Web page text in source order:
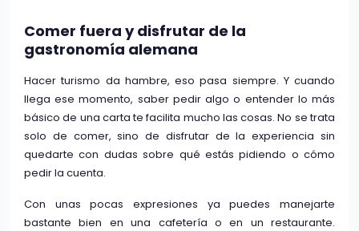
Comer fuera y disfrutar de la
gastronomía alemana
Hacer turismo da hambre, eso pasa siempre. Y cuando
llega ese momento, saber pedir algo o entender lo más
básico de una carta te facilita mucho las cosas. No se trata
solo de comer, sino de disfrutar de la experiencia sin
quedarte con dudas sobre qué estás pidiendo o cómo
pedir la cuenta.
Con unas pocas expresiones ya puedes manejarte
bastante bien en una cafetería o en un restaurante.